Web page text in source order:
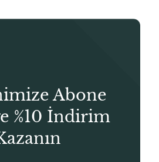
Abone
%10 İndirim